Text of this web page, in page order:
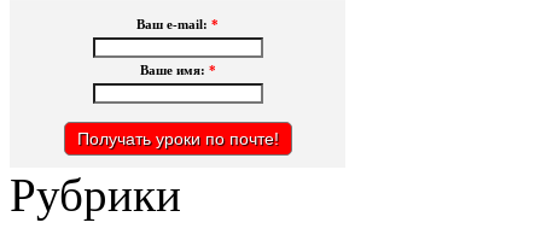
Ваш e-mail: *
Ваше имя: *
Рубрики